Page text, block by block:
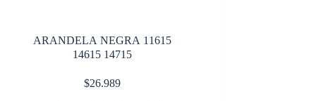
ARANDELA NEGRA 11615
14615 14715
$26.989